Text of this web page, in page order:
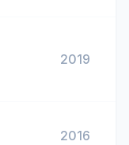
2019
2016